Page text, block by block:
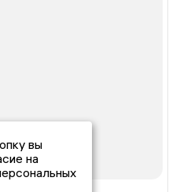
вы
на